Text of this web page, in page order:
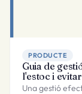
PRODUCTE
Guia de
l'estoc i
Una gestió